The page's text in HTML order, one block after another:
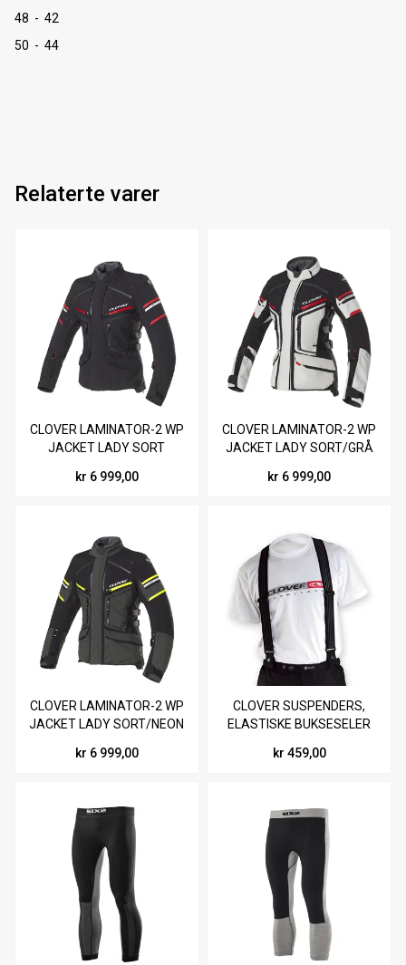
48 - 42
50 - 44
Relaterte varer
CLOVER LAMINATOR-2 WP
JACKET LADY SORT
kr 6 999,00
CLOVER LAMINATOR-2 WP
JACKET LADY SORT/GRÅ
kr 6 999,00
CLOVER LAMINATOR-2 WP
JACKET LADY SORT/NEON
kr 6 999,00
CLOVER SUSPENDERS,
ELASTISKE BUKSESELER
kr 459,00